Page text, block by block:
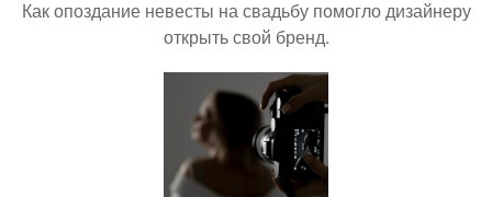
Как опоздание невесты на свадьбу помогло дизайнеру
открыть свой бренд.